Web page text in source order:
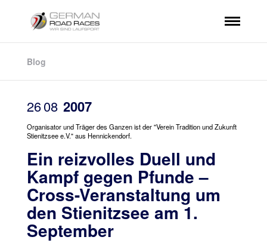
Blog
2608 2007
Organisator und Träger des Ganzen ist der "Verein Tradition und Zukunft
Stienitzsee e.V." aus Hennickendorf.
Ein reizvolles Duell und
Kampf gegen Pfunde –
Cross-Veranstaltung um
den Stienitzsee am 1.
September